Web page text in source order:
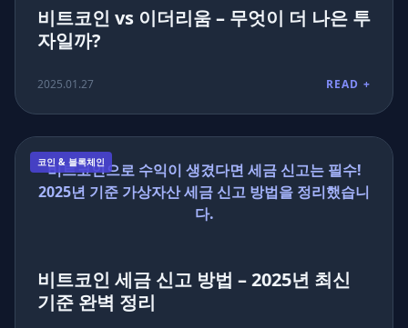
비트코인 vs 이더리움 – 무엇이 더 나은 투
자일까?
2025.01.27 READ +
비트코인으로 수익이 생겼다면 세금 신고는 필수!
2025년 기준 가상자산 세금 신고 방법을 정리했습니
다.
코인 & 블록체인
비트코인 세금 신고 방법 – 2025년 최신
기준 완벽 정리